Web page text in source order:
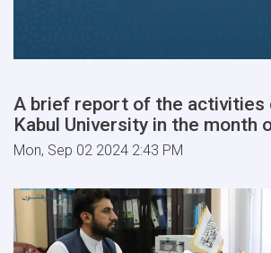
A brief report of the activities
Kabul University in the month
Mon, Sep 02 2024 2:43 PM